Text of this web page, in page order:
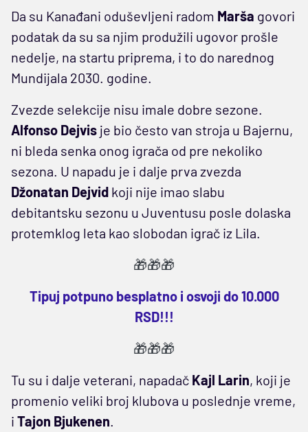
Da su Kanađani oduševljeni radom Marša govori
podatak da su sa njim produžili ugovor prošle
nedelje, na startu priprema, i to do narednog
Mundijala 2030. godine.
Zvezde selekcije nisu imale dobre sezone.
Alfonso Dejvis je bio često van stroja u Bajernu,
ni bleda senka onog igrača od pre nekoliko
sezona. U napadu je i dalje prva zvezda
Džonatan Dejvid koji nije imao slabu
debitantsku sezonu u Juventusu posle dolaska
protemklog leta kao slobodan igrač iz Lila.
🎁🎁🎁
Tipuj potpuno besplatno i osvoji do 10.000
RSD!!!
🎁🎁🎁
Tu su i dalje veterani, napadač Kajl Larin, koji je
promenio veliki broj klubova u poslednje vreme,
i Tajon Bjukenen.